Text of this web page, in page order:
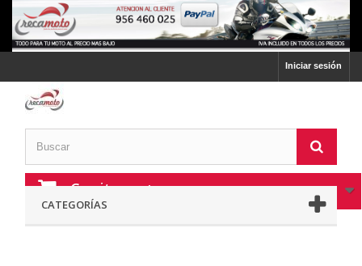
Iniciar sesión
Carrito:
CATEGORÍAS